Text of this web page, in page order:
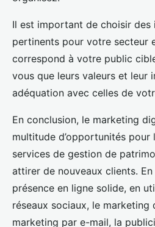
Il est important de choisir des
pertinents pour votre secteur
correspond à votre public
vous que leurs valeurs et leur
adéquation avec celles de
En conclusion, le marketing
multitude d’opportunités pour
services de gestion de
attirer de nouveaux clients.
présence en ligne solide, en
réseaux sociaux, le marketing
marketing par e-mail, la